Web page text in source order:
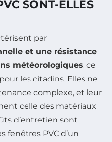
SONT-ELLES
par
et une résistance
météorologiques, ce
les citadins. Elles ne
complexe, et leur
celle des matériaux
d’entretien sont
fenêtres PVC d’un